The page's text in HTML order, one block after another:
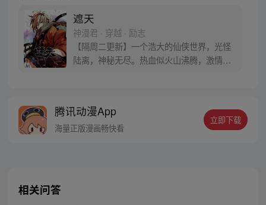
遮天
神漫君 · 穿越 · 励志
【隔周二更新】一个浩大的仙侠世界，光怪
陆离，神秘无尽。热血似火山沸腾，激情若
腾讯动漫App
海量正版漫画畅快看
立即下载
相关问答